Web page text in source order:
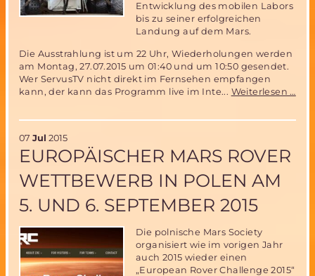
Entwicklung des mobilen Labors
bis zu seiner erfolgreichen
Landung auf dem Mars.
Die Ausstrahlung ist um 22 Uhr, Wiederholungen werden
am Montag, 27.07.2015 um 01:40 und um 10:50 gesendet.
Wer ServusTV nicht direkt im Fernsehen empfangen
kann, der kann das Programm live im Inte... Weiterlesen …
07 Jul 2015
EUROPÄISCHER MARS ROVER
WETTBEWERB IN POLEN AM
5. UND 6. SEPTEMBER 2015
Die polnische Mars Society
organisiert wie im vorigen Jahr
auch 2015 wieder einen
„European Rover Challenge 2015“